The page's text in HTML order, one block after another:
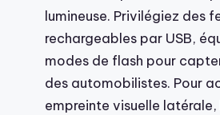
lumineuse. Privilégiez des
rechargeables par USB,
modes de flash pour
des automobilistes. Pour
empreinte visuelle latérale,